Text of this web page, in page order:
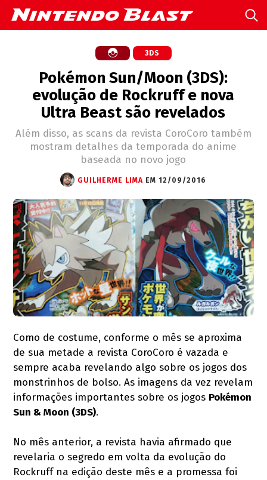
3DS
Pokémon Sun/Moon (3DS):
evolução de Rockruff e nova
Ultra Beast são revelados
Além disso, as scans da revista CoroCoro também
mostram detalhes da temporada do anime
baseada no novo jogo
GUILHERME LIMA EM 12/09/2016
Como de costume, conforme o mês se aproxima
de sua metade a revista CoroCoro é vazada e
sempre acaba revelando algo sobre os jogos dos
monstrinhos de bolso. As imagens da vez revelam
informações importantes sobre os jogos Pokémon
Sun & Moon (3DS).
No mês anterior, a revista havia afirmado que
revelaria o segredo em volta da evolução do
Rockruff na edição deste mês e a promessa foi